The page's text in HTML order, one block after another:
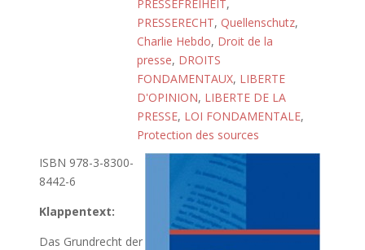
PRESSEFREIHEIT,
PRESSERECHT, Quellenschutz,
Charlie Hebdo, Droit de la
presse, DROITS
FONDAMENTAUX, LIBERTE
D'OPINION, LIBERTE DE LA
PRESSE, LOI FONDAMENTALE,
Protection des sources
ISBN 978-3-8300-
8442-6
Klappentext:
Das Grundrecht der